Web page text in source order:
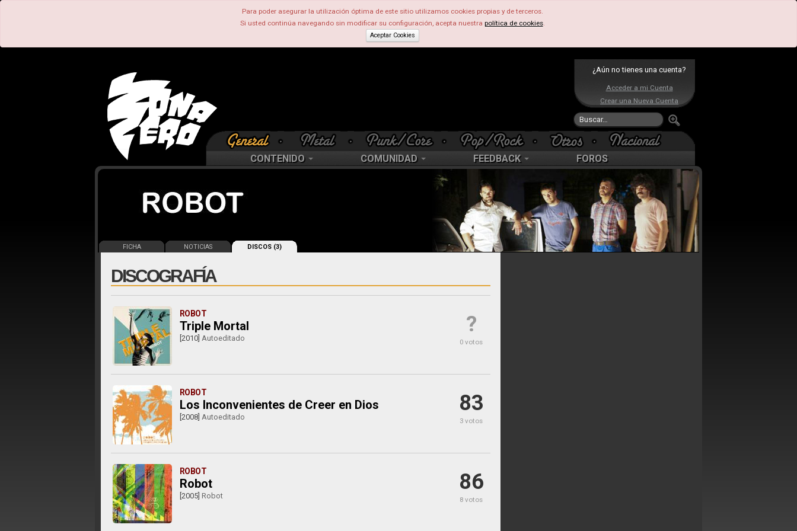
Para poder asegurar la utilización óptima de este sitio utilizamos cookies propias y de terceros.
Si usted continúa navegando sin modificar su configuración, acepta nuestra política de cookies.
Aceptar Cookies
¿Aún no tienes una cuenta?
Acceder a mi Cuenta
Crear una Nueva Cuenta
CONTENIDO COMUNIDAD FEEDBACK FOROS
FICHA NOTICIAS DISCOS (3)
DISCOGRAFÍA
?
0 votos
ROBOT
Triple Mortal
[2010] Autoeditado
83
3 votos
ROBOT
Los Inconvenientes de Creer en Dios
[2008] Autoeditado
86
8 votos
ROBOT
Robot
[2005] Robot